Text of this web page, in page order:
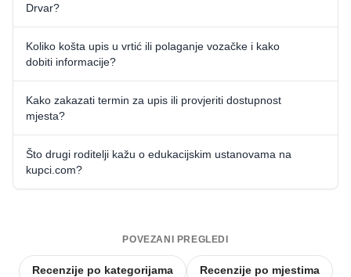
Drvar?
Koliko košta upis u vrtić ili polaganje vozačke i kako
dobiti informacije?
Kako zakazati termin za upis ili provjeriti dostupnost
mjesta?
Što drugi roditelji kažu o edukacijskim ustanovama na
kupci.com?
POVEZANI PREGLEDI
Recenzije po kategorijama Recenzije po mjestima